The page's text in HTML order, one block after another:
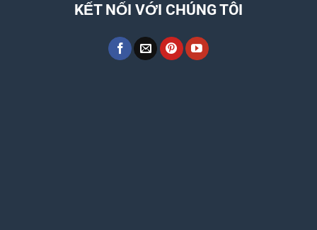
KẾT NỐI VỚI CHÚNG TÔI